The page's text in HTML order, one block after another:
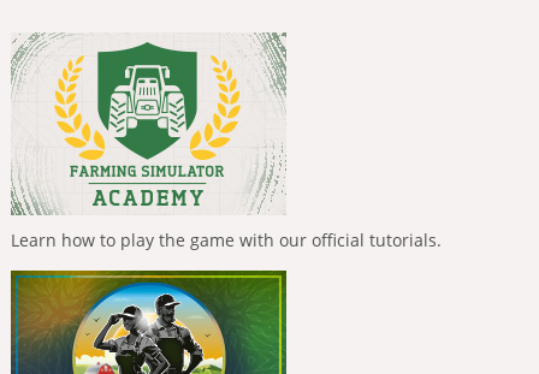
Learn how to play the game with our official tutorials.